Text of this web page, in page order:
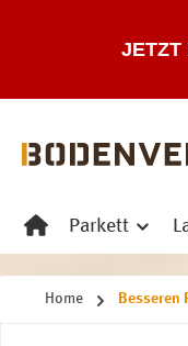
JETZT
Parkett
Home Besseren